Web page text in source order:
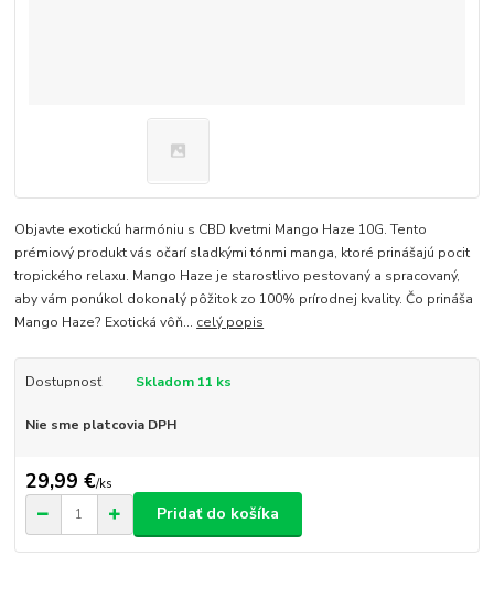
Objavte exotickú harmóniu s CBD kvetmi Mango Haze 10G. Tento
prémiový produkt vás očarí sladkými tónmi manga, ktoré prinášajú pocit
tropického relaxu. Mango Haze je starostlivo pestovaný a spracovaný,
aby vám ponúkol dokonalý pôžitok zo 100% prírodnej kvality. Čo prináša
Mango Haze? Exotická vôň... celý popis
Dostupnosť Skladom 11 ks
Nie sme platcovia DPH
29,99 €/ks
Pridať do košíka